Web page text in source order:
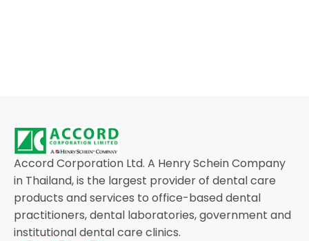
Accord Corporation Ltd. A Henry Schein Company
in Thailand, is the largest provider of dental care
products and services to office-based dental
practitioners, dental laboratories, government and
institutional dental care clinics.